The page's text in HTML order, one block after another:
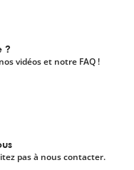
?
vidéos et notre FAQ !
pas à nous contacter.